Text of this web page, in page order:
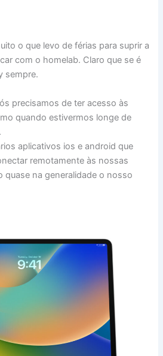
o que levo de férias para suprir a
com o homelab. Claro que se é
sempre.
precisamos de ter acesso às
quando estivermos longe de
aplicativos ios e android que
remotamente às nossas
quase na generalidade o nosso